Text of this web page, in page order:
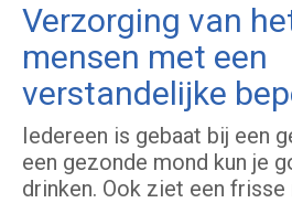
Verzorging van
mensen met een
verstandelijke
Iedereen is gebaat bij een
een gezonde mond kun je
drinken. Ook ziet een